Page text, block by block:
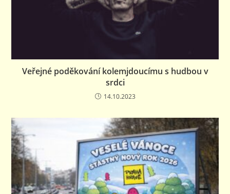
Veřejné poděkování kolemjdoucímu s hudbou v
srdci
14.10.2023